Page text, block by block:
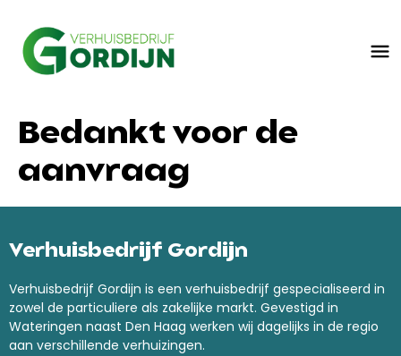
Bedankt voor de
aanvraag
Verhuisbedrijf Gordijn
Verhuisbedrijf Gordijn is een verhuisbedrijf gespecialiseerd in
zowel de particuliere als zakelijke markt. Gevestigd in
Wateringen naast Den Haag werken wij dagelijks in de regio
aan verschillende verhuizingen.